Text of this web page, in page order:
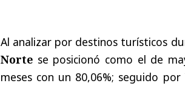
Al analizar por destinos turísticos
Norte se posicionó como el de
meses con un 80,06%; seguido por